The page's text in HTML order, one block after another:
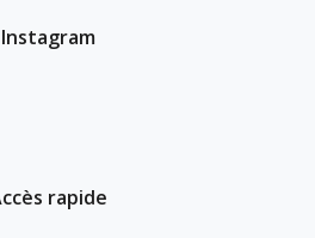
Instagram
rapide